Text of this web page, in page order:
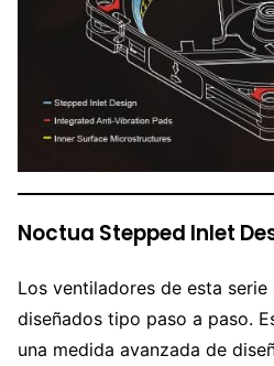
Noctua Stepped Inlet
Los ventiladores de esta
diseñados tipo paso a paso.
una medida avanzada de